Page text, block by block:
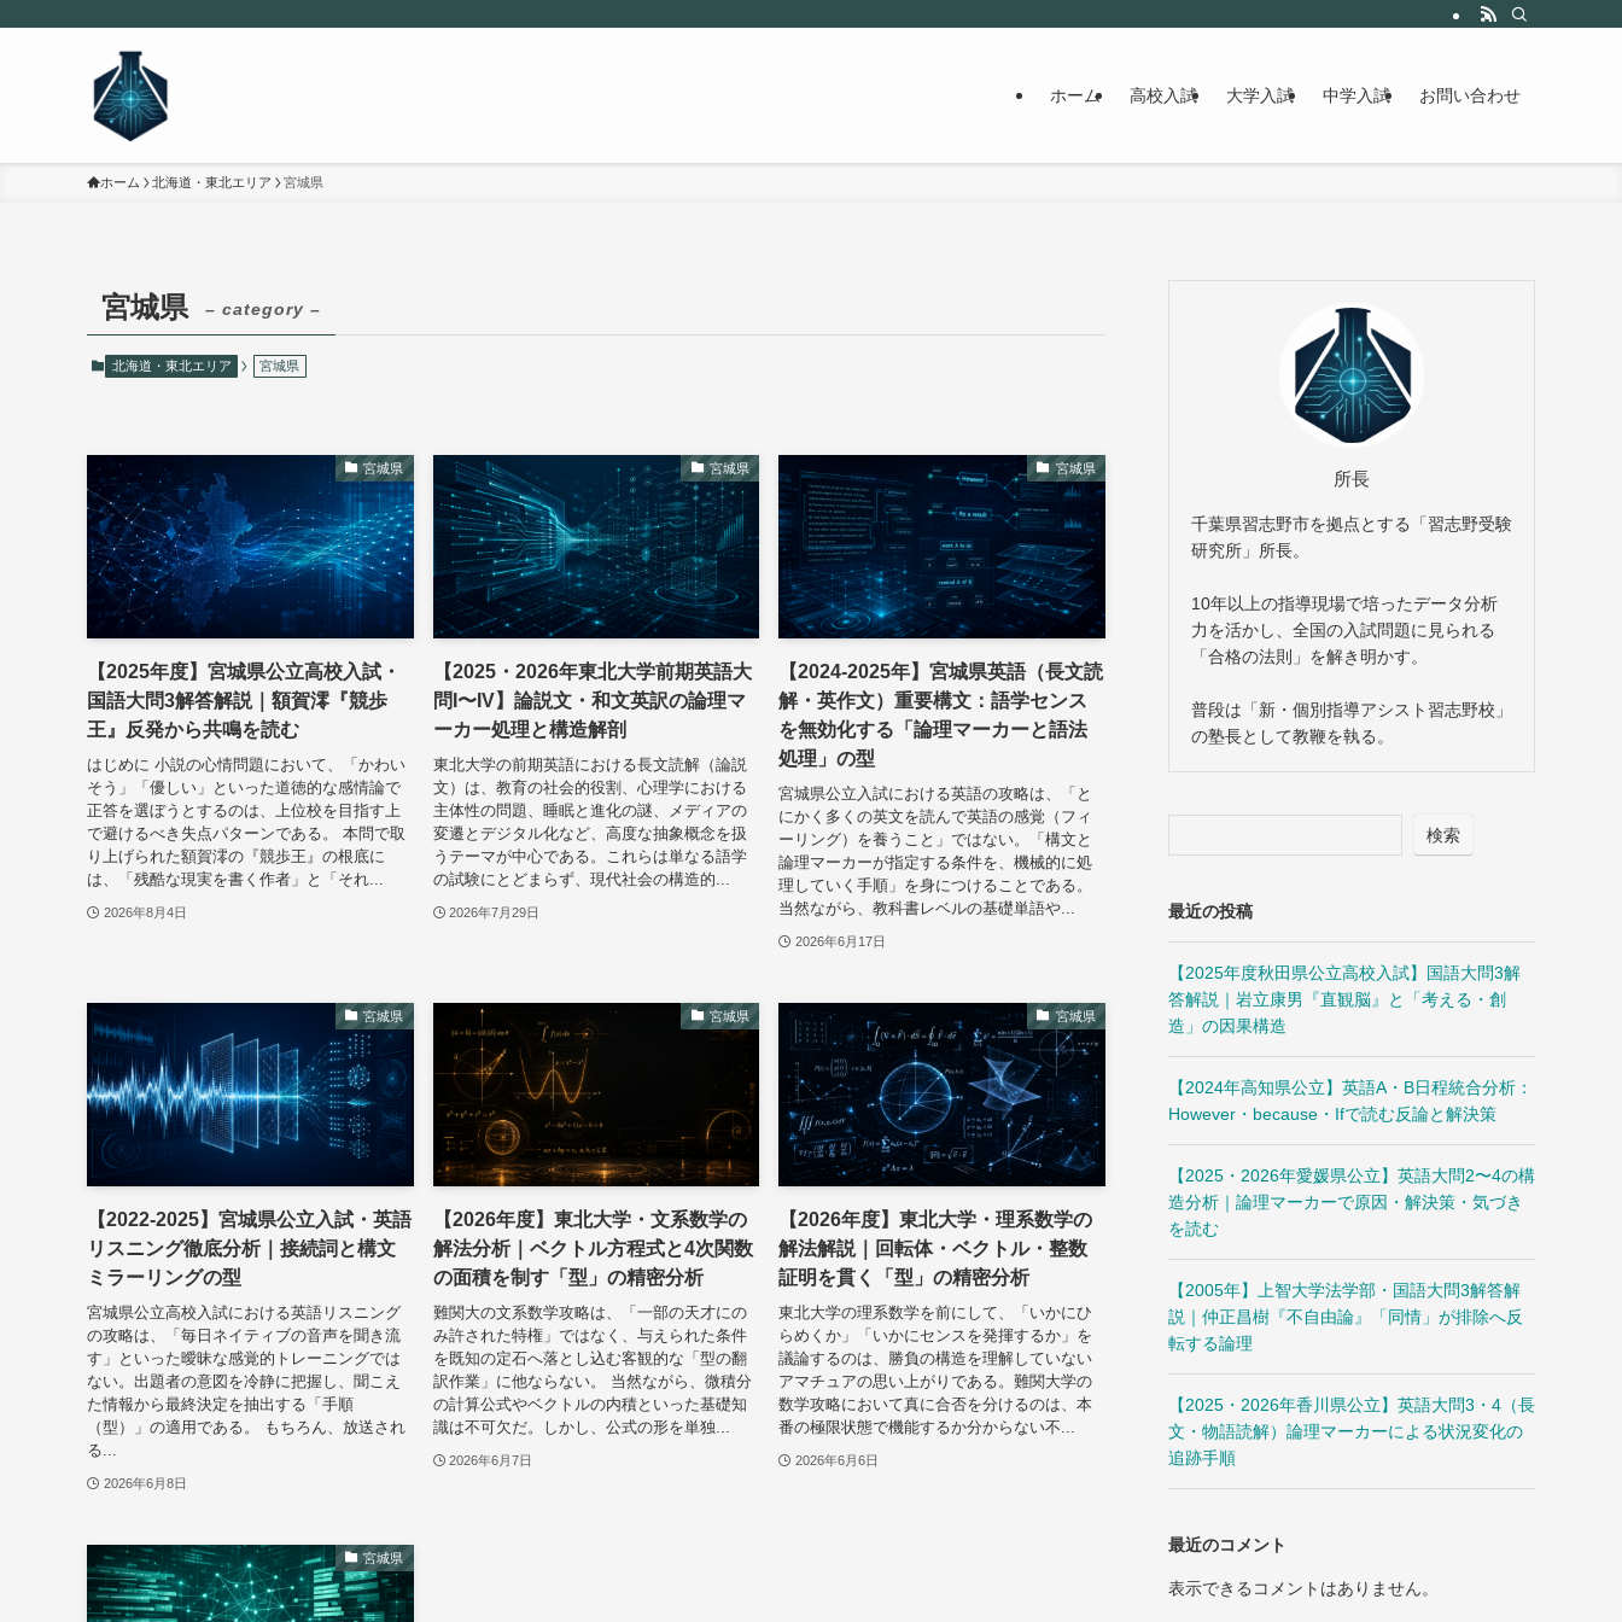
ホーム 高校入試 大学入試 中学入試 お問い合わせ
ホーム 北海道・東北エリア 宮城県
宮城県 – category –
北海道・東北エリア 宮城県
宮城県
【2025年度】宮城県公立高校入試・
国語大問3解答解説｜額賀澪『競歩
王』反発から共鳴を読む
はじめに 小説の心情問題において、「かわい
そう」「優しい」といった道徳的な感情論で
正答を選ぼうとするのは、上位校を目指す上
で避けるべき失点パターンである。 本問で取
り上げられた額賀澪の『競歩王』の根底に
は、「残酷な現実を書く作者」と「それ...
2026年8月4日
宮城県
【2025・2026年東北大学前期英語大
問I〜IV】論説文・和文英訳の論理マ
ーカー処理と構造解剖
東北大学の前期英語における長文読解（論説
文）は、教育の社会的役割、心理学における
主体性の問題、睡眠と進化の謎、メディアの
変遷とデジタル化など、高度な抽象概念を扱
うテーマが中心である。これらは単なる語学
の試験にとどまらず、現代社会の構造的...
2026年7月29日
宮城県
【2024-2025年】宮城県英語（長文読
解・英作文）重要構文：語学センス
を無効化する「論理マーカーと語法
処理」の型
宮城県公立入試における英語の攻略は、「と
にかく多くの英文を読んで英語の感覚（フィ
ーリング）を養うこと」ではない。「構文と
論理マーカーが指定する条件を、機械的に処
理していく手順」を身につけることである。
当然ながら、教科書レベルの基礎単語や...
2026年6月17日
宮城県
【2022-2025】宮城県公立入試・英語
リスニング徹底分析｜接続詞と構文
ミラーリングの型
宮城県公立高校入試における英語リスニング
の攻略は、「毎日ネイティブの音声を聞き流
す」といった曖昧な感覚的トレーニングでは
ない。出題者の意図を冷静に把握し、聞こえ
た情報から最終決定を抽出する「手順
（型）」の適用である。 もちろん、放送され
る...
2026年6月8日
宮城県
【2026年度】東北大学・文系数学の
解法分析｜ベクトル方程式と4次関数
の面積を制す「型」の精密分析
難関大の文系数学攻略は、「一部の天才にの
み許された特権」ではなく、与えられた条件
を既知の定石へ落とし込む客観的な「型の翻
訳作業」に他ならない。 当然ながら、微積分
の計算公式やベクトルの内積といった基礎知
識は不可欠だ。しかし、公式の形を単独...
2026年6月7日
宮城県
【2026年度】東北大学・理系数学の
解法解説｜回転体・ベクトル・整数
証明を貫く「型」の精密分析
東北大学の理系数学を前にして、「いかにひ
らめくか」「いかにセンスを発揮するか」を
議論するのは、勝負の構造を理解していない
アマチュアの思い上がりである。難関大学の
数学攻略において真に合否を分けるのは、本
番の極限状態で機能するか分からない不...
2026年6月6日
宮城県
所長
千葉県習志野市を拠点とする「習志野受験
研究所」所長。
10年以上の指導現場で培ったデータ分析
力を活かし、全国の入試問題に見られる
「合格の法則」を解き明かす。
普段は「新・個別指導アシスト習志野校」
の塾長として教鞭を執る。
検索
最近の投稿
【2025年度秋田県公立高校入試】国語大問3解
答解説｜岩立康男『直観脳』と「考える・創
造」の因果構造
【2024年高知県公立】英語A・B日程統合分析：
However・because・Ifで読む反論と解決策
【2025・2026年愛媛県公立】英語大問2〜4の構
造分析｜論理マーカーで原因・解決策・気づき
を読む
【2005年】上智大学法学部・国語大問3解答解
説｜仲正昌樹『不自由論』「同情」が排除へ反
転する論理
【2025・2026年香川県公立】英語大問3・4（長
文・物語読解）論理マーカーによる状況変化の
追跡手順
最近のコメント
表示できるコメントはありません。